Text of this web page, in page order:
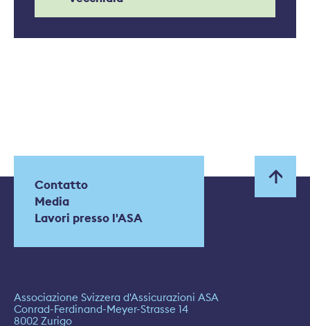
Contatto
Media
Lavori presso l'ASA
Associazione Svizzera d'Assicurazioni ASA
Conrad-Ferdinand-Meyer-Strasse 14
8002 Zurigo